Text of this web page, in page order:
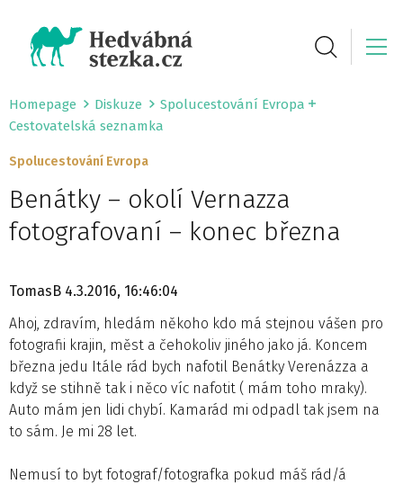
Homepage Diskuze
Spolucestování Evropa
Cestovatelská seznamka
Spolucestování Evropa
Benátky – okolí Vernazza
fotografovaní – konec března
TomasB 4.3.2016, 16:46:04
Ahoj, zdravím, hledám někoho kdo má stejnou vášen pro
fotografii krajin, měst a čehokoliv jiného jako já. Koncem
března jedu Itále rád bych nafotil Benátky Verenázza a
když se stihně tak i něco víc nafotit ( mám toho mraky).
Auto mám jen lidi chybí. Kamarád mi odpadl tak jsem na
to sám. Je mi 28 let.
Nemusí to byt fotograf/fotografka pokud máš rád/á